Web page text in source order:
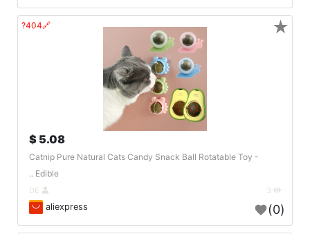
🔗404?
5.08 $
Catnip Pure Natural Cats Candy Snack Ball Rotatable Toy -
Edible ..
aliexpress (0)
★